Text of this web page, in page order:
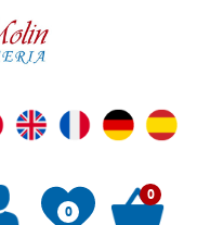
0
0